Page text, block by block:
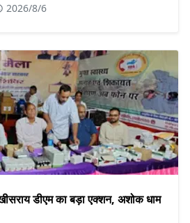
2026/8/6
डीएम का बड़ा एक्शन, अशोक धाम